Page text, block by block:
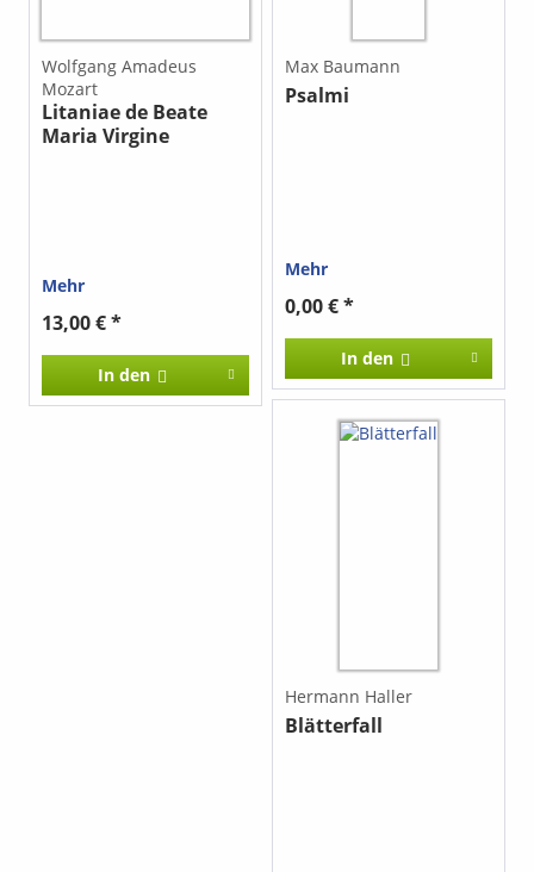
Wolfgang Amadeus
Mozart
Litaniae de Beate
Maria Virgine
Mehr
13,00 € *
In den
Max Baumann
Psalmi
Mehr
0,00 € *
In den
Hermann Haller
Blätterfall